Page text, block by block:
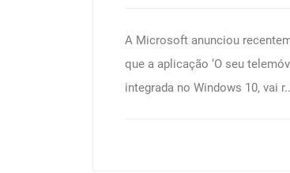
A Microsoft anunciou
que a aplicação ‘O seu
integrada no Windows 10, vai